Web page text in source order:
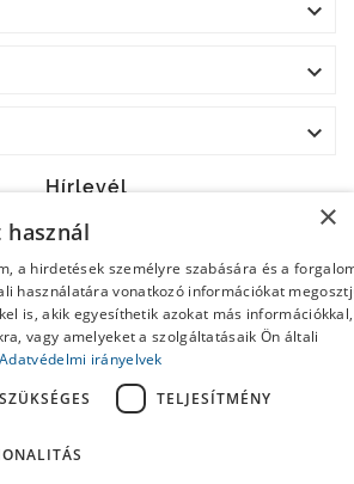



Hírlevél
Ehhez keresd meg az elérhetőségi
a jogi nyilatkozatban.
és azAdatkezelési tájékoztatót
×
a hirdetések személyre szabására és a
használatára vonatkozó információkat
is, akik egyesíthetik azokat más információkkal,
vagy amelyeket a szolgáltatásaik Ön általi
Adatvédelmi irányelvek
TELJESÍTMÉNY